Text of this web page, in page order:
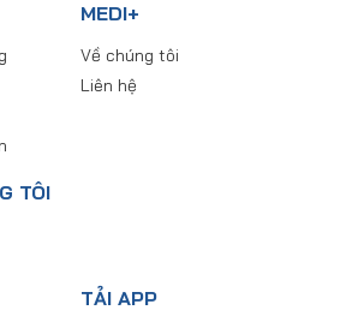
MEDI+
Về chúng tôi
Liên hệ
TÔI
TẢI APP